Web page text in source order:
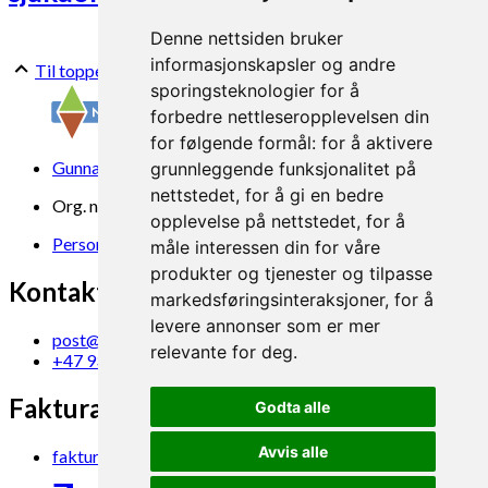
Denne nettsiden bruker
informasjonskapsler og andre
sporingsteknologier for å
forbedre nettleseropplevelsen din
for følgende formål: for å aktivere
grunnleggende funksjonalitet på
nettstedet, for å gi en bedre
opplevelse på nettstedet, for å
måle interessen din for våre
produkter og tjenester og tilpasse
markedsføringsinteraksjoner, for å
levere annonser som er mer
relevante for deg.
Godta alle
Avvis alle
Til toppen
Gunnars veg 6, 6630 Tingvoll
Org. nr. 969 840 383
Personvern
Kontakt oss
post@norsok.no
+47 930 09 884
Fakturamottak
faktura@norsok.no